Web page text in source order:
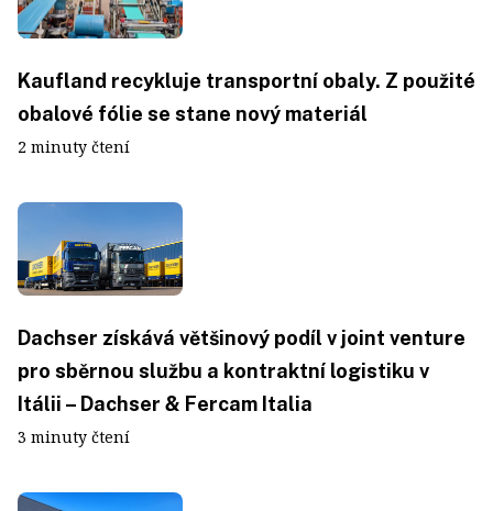
Kaufland recykluje transportní obaly. Z použité
obalové fólie se stane nový materiál
2 minuty čtení
Dachser získává většinový podíl v joint venture
pro sběrnou službu a kontraktní logistiku v
Itálii – Dachser & Fercam Italia
3 minuty čtení